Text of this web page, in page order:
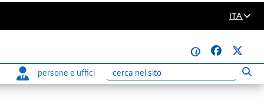
ITA
@
persone e uffici
Ricerca